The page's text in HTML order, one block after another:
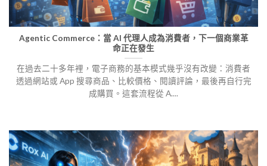
Agentic Commerce：當 AI 代理人成為消費者，下一個商業革
命正在發生
在過去二十多年裡，電子商務的基本模式幾乎沒有改變：消費者
透過網站或 App 搜尋商品、比較價格、閱讀評論，最後再自行完
成購買。這套流程從 A....